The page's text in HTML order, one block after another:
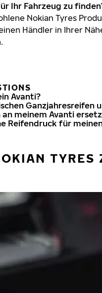
Ihr Fahrzeug zu
Nokian Tyres
Händler in Ihrer
Avanti?
Ganzjahresreifen
meinem Avanti
Reifendruck für
TYRES